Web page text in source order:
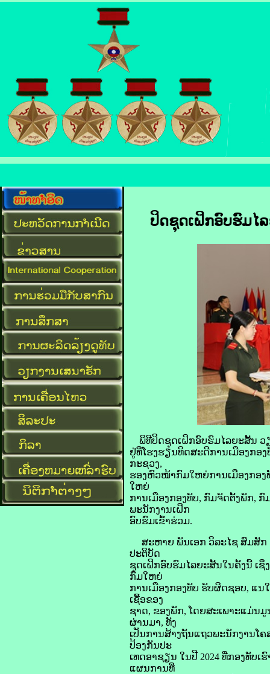
ປິດຊຸດເຝິກອົບຮົມໄ
ພິທີປິດຊຸດເຝິກອົບຮົມໄລຍະສັ້ນ ວ
ຢູ່ທີ່ໂຮງຮຽນທິດສະດີການເມືອງກອ
ກະຊວງ,
ຮອງຫົວໜ້າກົມໃຫຍ່ການເມືອງກອງ
ໃຫຍ່
ການເມືອງກອງທັບ, ກົມຈັດຕັ້ງພັກ,
ພະນັກງານເຝິກ
ອົບຮົມເຂົ້າຮ່ວມ.
ສະຫາຍ ພັນເອກ ວິລະໄຊ ສົມສັກ
ປະຕິບັດ
ຊຸດເຝິກອົບຮົມໄລຍະສັ້ນໃນຄັ້ງນີ້ ເ
ກົມໃຫຍ່
ການເມືອງກອງທັບ ຮັບຜິດຊອບ, ແ
ເຊື້ອຂອງ
ຊາດ, ຂອງພັກ, ໂດຍສະເພາະແມ່ນ
ຜ່ານມາ, ທັງ
ເປັນການສ້າງຖັນແຖວພະນັກງານໂ
ປ້ອງກັນປະ
ເທດອາຊຽນ ໃນປີ 2024 ທີ່ກອງທັບ
ແຜນການທີ່